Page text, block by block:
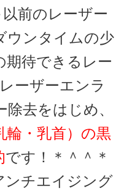
以前のレーザー
ウンタイムの少
待できるレー
ーザーエンラ
去をはじめ、
・乳首）の黒
です！＊＾＾＊
ンチエイジング